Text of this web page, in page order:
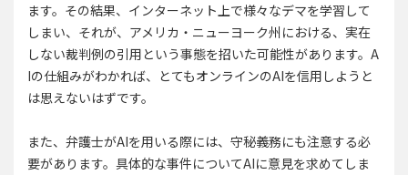
ます。その結果、インターネット上で様々なデマを学習して
しまい、それが、アメリカ・ニューヨーク州における、実在
しない裁判例の引用という事態を招いた可能性があります。A
Iの仕組みがわかれば、とてもオンラインのAIを信用しようと
は思えないはずです。
また、弁護士がAIを用いる際には、守秘義務にも注意する必
要があります。具体的な事件についてAIに意見を求めてしま